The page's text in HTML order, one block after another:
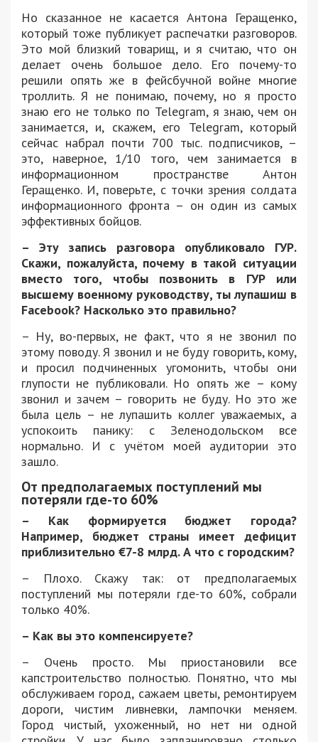
Но сказанное не касается Антона Геращенко,
который тоже публикует распечатки разговоров.
Это мой близкий товарищ, и я считаю, что он
делает очень большое дело. Его почему-то
решили опять же в фейсбучной войне многие
троллить. Я не понимаю, почему, но я просто
знаю его не только по Telegram, я знаю, чем он
занимается, и, скажем, его Telegram, который
сейчас набрал почти 700 тыс. подписчиков, –
это, наверное, 1/10 того, чем занимается в
информационном пространстве Антон
Геращенко. И, поверьте, с точки зрения солдата
информационного фронта – он один из самых
эффективных бойцов.
– Эту запись разговора опубликовало ГУР.
Скажи, пожалуйста, почему в такой ситуации
вместо того, чтобы позвонить в ГУР или
высшему военному руководству, ты лупашиш в
Facebook? Насколько это правильно?
– Ну, во-первых, не факт, что я не звонил по
этому поводу. Я звонил и не буду говорить, кому,
и просил подчиненных угомонить, чтобы они
глупости не публиковали. Но опять же – кому
звонил и зачем – говорить не буду. Но это же
была цель – не лупашить коллег уважаемых, а
успокоить панику: с Зеленодольском все
нормально. И с учётом моей аудитории это
зашло.
От предполагаемых поступлений мы
потеряли где-то 60%
– Как формируется бюджет города?
Например, бюджет страны имеет дефицит
приблизительно €7-8 млрд. А что с городским?
– Плохо. Скажу так: от предполагаемых
поступлений мы потеряли где-то 60%, собрали
только 40%.
– Как вы это компенсируете?
– Очень просто. Мы приостановили все
капстроительство полностью. Понятно, что мы
обслуживаем город, сажаем цветы, ремонтируем
дороги, чистим ливневки, лампочки меняем.
Город чистый, ухоженный, но нет ни одной